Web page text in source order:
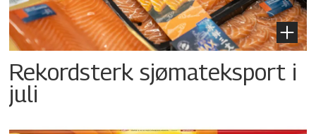
Rekordsterk sjømateksport i
juli